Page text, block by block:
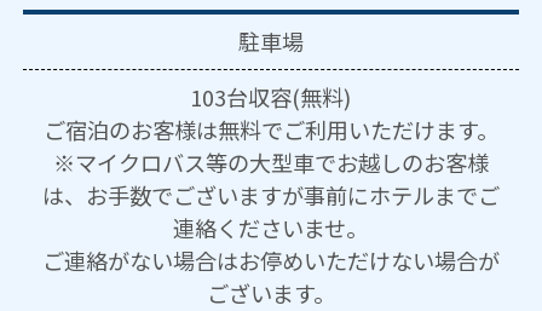
駐車場
103台収容(無料)
ご宿泊のお客様は無料でご利用いただけます。
※マイクロバス等の大型車でお越しのお客様
は、お手数でございますが事前にホテルまでご
連絡くださいませ。
ご連絡がない場合はお停めいただけない場合が
ございます。